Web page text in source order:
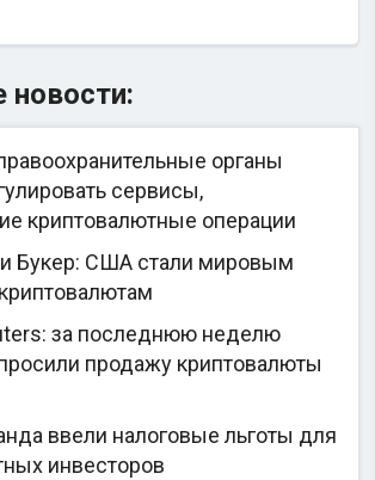
новости:
органы
сервисы,
криптовалютные операции
Букер: США стали мировым
за последнюю неделю
продажу криптовалюты
ввели налоговые льготы для
инвесторов